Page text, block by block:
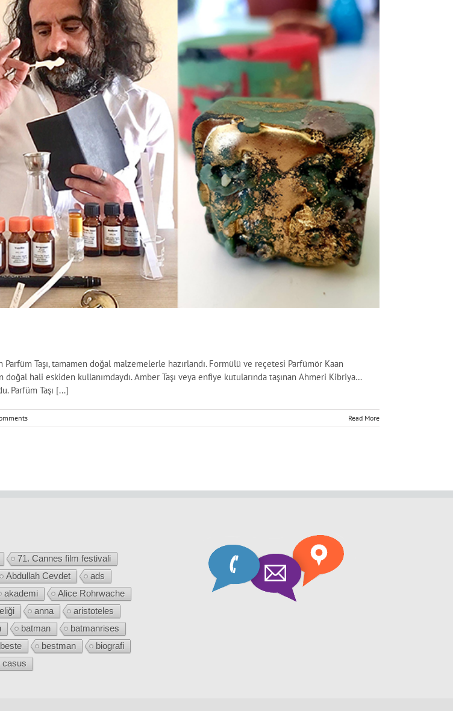
Parfüm Taşı, tamamen doğal malzemelerle hazırlandı. Formülü ve reçetesi Parfümör Kaan
hali eskiden kullanımdaydı. Amber Taşı veya enfiye kutularında taşınan Ahmeri Kibriya…
Parfüm Taşı [...]
Read More
71. Cannes film festivali
Abdullah Cevdet
ads
akademi
Alice Rohrwache
anna
aristoteles
batman
batmanrises
beste bestman
biografi
casus